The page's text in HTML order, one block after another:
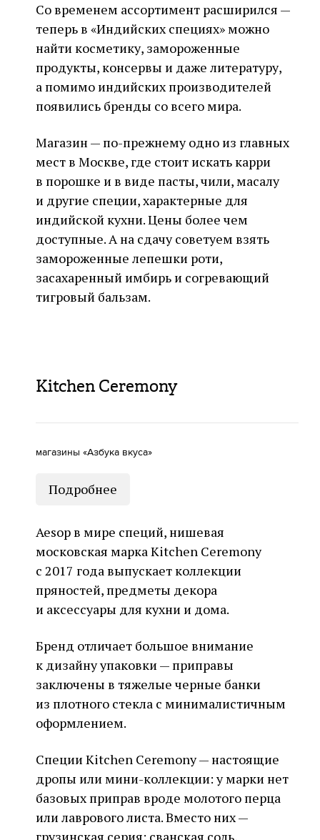
Со временем ассортимент расширился —
теперь в «Индийских специях» можно
найти косметику, замороженные
продукты, консервы и даже литературу,
а помимо индийских производителей
появились бренды со всего мира.
Магазин — по-прежнему одно из главных
мест в Москве, где стоит искать карри
в порошке и в виде пасты, чили, масалу
и другие специи, характерные для
индийской кухни. Цены более чем
доступные. А на сдачу советуем взять
замороженные лепешки роти,
засахаренный имбирь и согревающий
тигровый бальзам.
Kitchen Ceremony
магазины «Азбука вкуса»
Подробнее
Aesop в мире специй, нишевая
московская марка Kitchen Ceremony
с 2017 года выпускает коллекции
пряностей, предметы декора
и аксессуары для кухни и дома.
Бренд отличает большое внимание
к дизайну упаковки — приправы
заключены в тяжелые черные банки
из плотного стекла с минималистичным
оформлением.
Специи Kitchen Ceremony — настоящие
дропы или мини-коллекции: у марки нет
базовых приправ вроде молотого перца
или лаврового листа. Вместо них —
грузинская серия: сванская соль,